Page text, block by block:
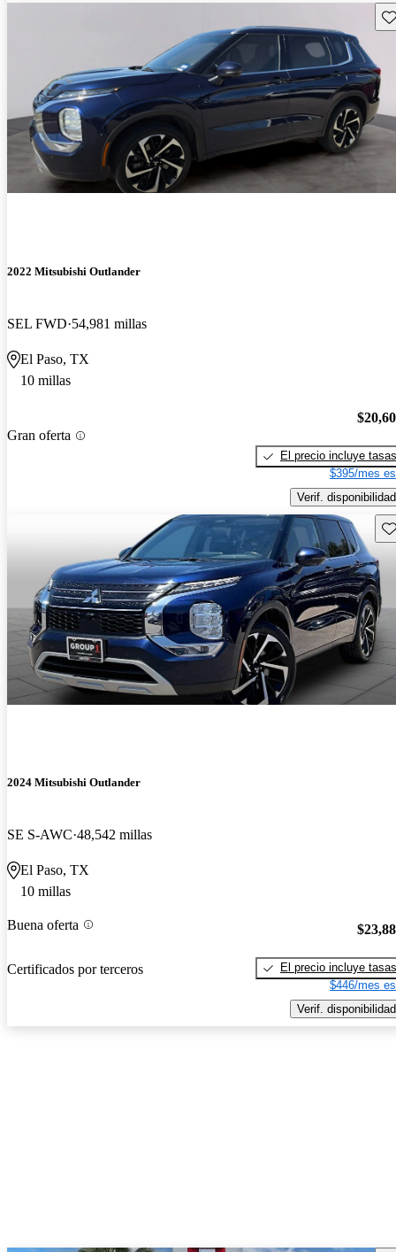
2022 Mitsubishi Outlander
SEL FWD 54,981 millas
El Paso, TX
10 millas
Gran oferta
El precio incluye tasas
$395/mes
Verif. disponibilidad
2024 Mitsubishi Outlander
SE S-AWC 48,542 millas
El Paso, TX
10 millas
Buena oferta
Certificados por terceros
El precio incluye tasas
$446/mes
Verif. disponibilidad